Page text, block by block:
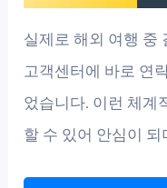
실제로 해외 여행 중
고객센터에 바로 연
었습니다. 이런 체계
할 수 있어 안심이 되